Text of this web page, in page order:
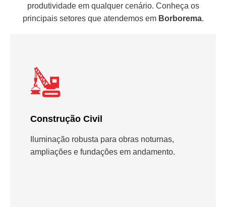
produtividade em qualquer cenário. Conheça os
principais setores que atendemos em Borborema.
Construção Civil
Iluminação robusta para obras noturnas,
ampliações e fundações em andamento.